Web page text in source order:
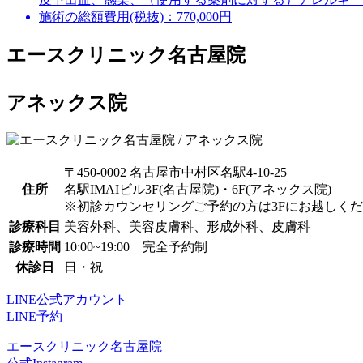
施術の総額費用(税抜)： 770,000円
エースクリニック名古屋院
アネックス院
住所
〒450-0002 名古屋市中村区名駅4-10-25
名駅IMAIビル3F(名古屋院)・6F(アネックス院)
※初診カウンセリングご予約の方は3Fにお越しく
診療科目 美容外科、美容皮膚科、形成外科、皮膚科
診療時間 10:00~19:00 完全予約制
休診日
日・祝
LINE公式アカウント
LINE予約
エースクリニック名古屋院